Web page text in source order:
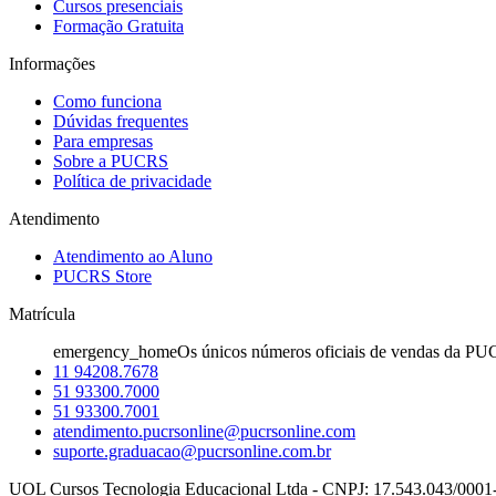
Cursos presenciais
Formação Gratuita
Informações
Como funciona
Dúvidas frequentes
Para empresas
Sobre a PUCRS
Política de privacidade
Atendimento
Atendimento ao Aluno
PUCRS Store
Matrícula
emergency_homeOs únicos números oficiais de vendas da
11 94208.7678
51 93300.7000
51 93300.7001
atendimento.pucrsonline@pucrsonline.com
suporte.graduacao@pucrsonline.com.br
UOL Cursos Tecnologia Educacional Ltda - CNPJ: 17.543.043/